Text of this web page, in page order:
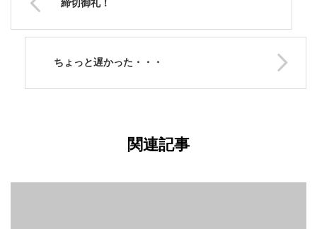
締切御礼！
ちょっと遅かった・・・
関連記事